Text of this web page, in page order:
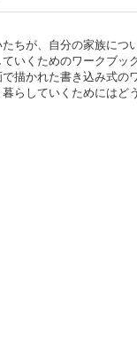
ちが、自分の家族につ
いくためのワークブッ
描かれた書き込み式の
らしていくためにはど